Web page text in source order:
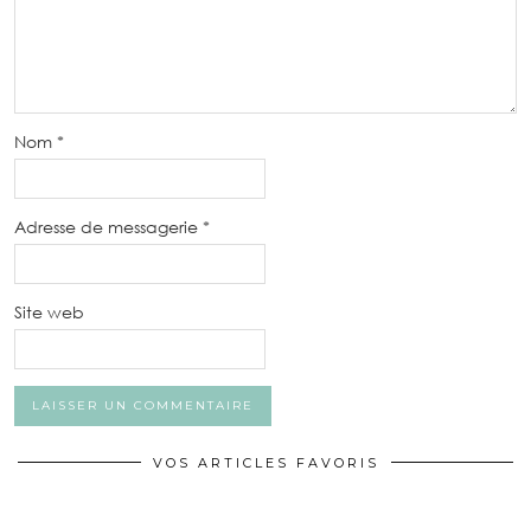
Nom *
Adresse de messagerie *
Site web
VOS ARTICLES FAVORIS